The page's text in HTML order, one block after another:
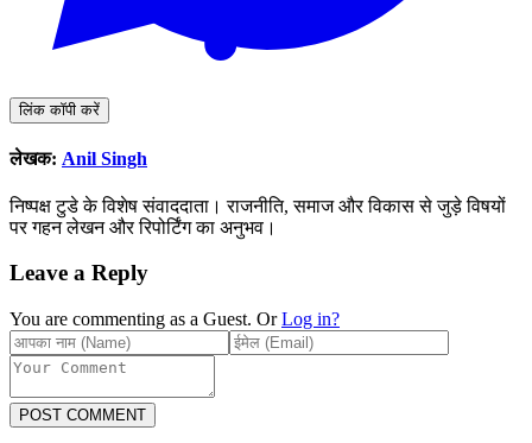
लिंक कॉपी करें
लेखक: Anil Singh
निष्पक्ष टुडे के विशेष संवाददाता। राजनीति, समाज और विकास से जुड़े विषयों
पर गहन लेखन और रिपोर्टिंग का अनुभव।
Leave a Reply
You are commenting as a Guest. Or Log in?
POST COMMENT